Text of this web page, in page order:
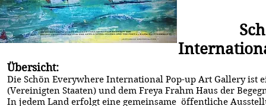
Übersicht:
Die Schön Everywhere International Pop-up Art Gallery ist
(Vereinigten Staaten) und dem Freya Frahm Haus der
In jedem Land erfolgt eine gemeinsame öffentliche